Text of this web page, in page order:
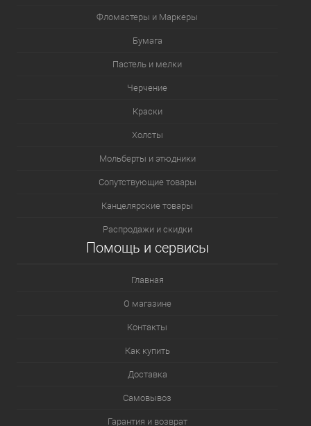
Фломастеры и Маркеры
Бумага
Пастель и мелки
Черчение
Краски
Холсты
Мольберты и этюдники
Сопутствующие товары
Канцелярские товары
Распродажи и скидки
Помощь и сервисы
Главная
О магазине
Контакты
Как купить
Доставка
Самовывоз
Гарантия и возврат